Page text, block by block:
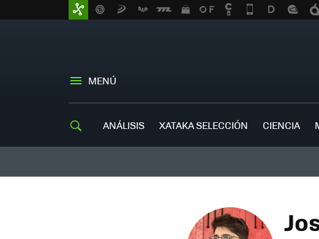
MENÚ
ANÁLISIS XATAKA SELECCIÓN CIENCIA